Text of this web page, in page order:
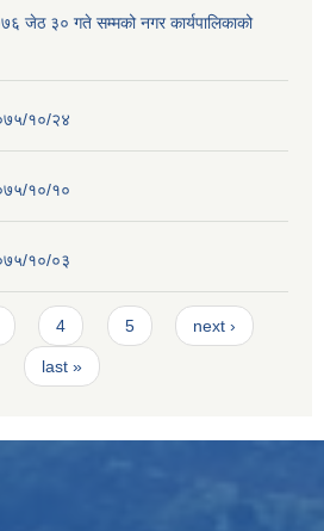
जेठ ३० गते सम्मको नगर कार्यपालिकाको
१०/२४
१०/१०
१०/०३
4 5 next ›
last »